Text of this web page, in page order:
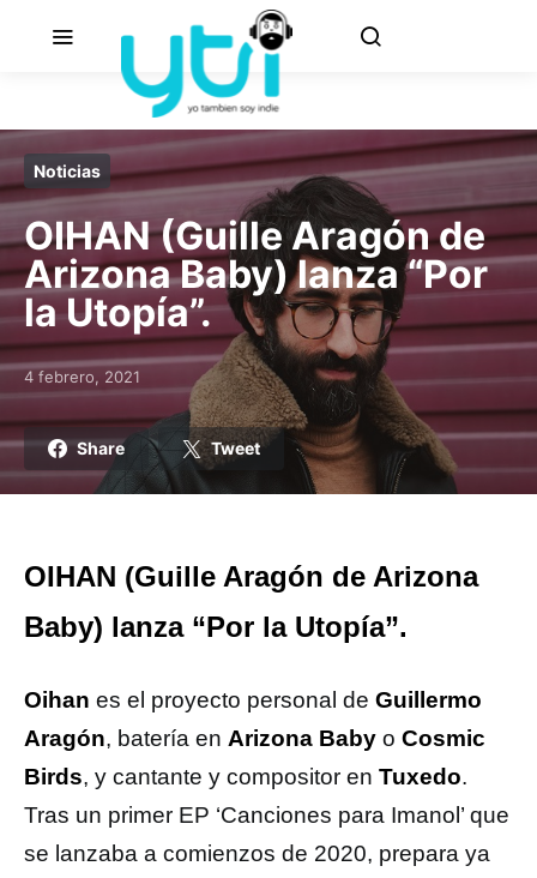
Noticias
OIHAN (Guille Aragón de
Arizona Baby) lanza “Por
la Utopía”.
Posted on
4 febrero, 2021
Share Tweet
OIHAN (Guille Aragón de Arizona
Baby) lanza “Por la Utopía”.
Oihan es el proyecto personal de Guillermo
Aragón, batería en Arizona Baby o Cosmic
Birds, y cantante y compositor en Tuxedo.
Tras un primer EP ‘Canciones para Imanol’ que
se lanzaba a comienzos de 2020, prepara ya